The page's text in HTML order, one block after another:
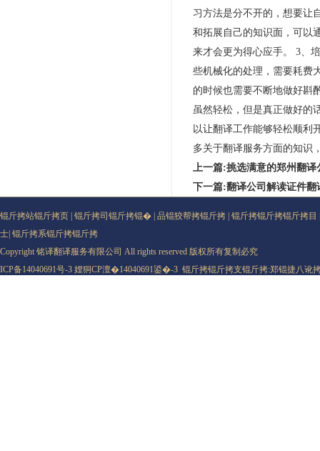
习方法是分不开的，想要让
和拓展自己的知识面，可以
来才会更为得心应手。 3、
些机械化的处理，需要耗费
的时候也需要不断地做好斟
虽然轻松，但是真正做好的
以让翻译工作能够轻松顺利
多关于翻译服务方面的知识
上一篇:挑选满意的郑州翻译
下一篇:翻译公司解读证件
锟斤拷站锟斤拷页 锟斤拷司锟斤拷锟� 品锟狡帮拷锟斤拷 锟斤拷锟斤拷锟斤拷目
士 锟斤拷系锟斤拷锟斤拷
Copyright 铭译翻译服务有限公司 All rights reserved 版权所有复制必究
ICP备14040691号-3 娌狪CP澶�14040691鍙�-3 锟斤拷锟斤拷支锟斤拷:郑锟捷八讹